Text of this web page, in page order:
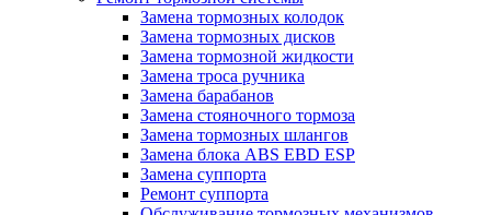
Замена тормозных колодок
Замена тормозных дисков
Замена тормозной жидкости
Замена троса ручника
Замена барабанов
Замена стояночного тормоза
Замена тормозных шлангов
Замена блока ABS EBD ESP
Замена суппорта
Ремонт суппорта